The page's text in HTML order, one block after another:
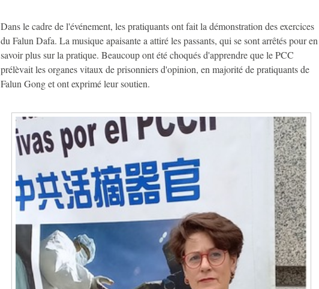
Dans le cadre de l'événement, les pratiquants ont fait la démonstration des exercices
du Falun Dafa. La musique apaisante a attiré les passants, qui se sont arrêtés pour en
savoir plus sur la pratique. Beaucoup ont été choqués d'apprendre que le PCC
prélèvait les organes vitaux de prisonniers d'opinion, en majorité de pratiquants de
Falun Gong et ont exprimé leur soutien.